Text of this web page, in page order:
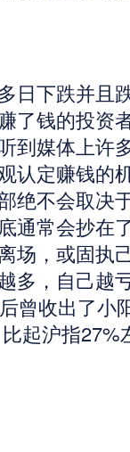
下跌并且
了钱的投资
到媒体上许
认定赚钱的
绝不会取决
通常会抄在
场，或固执
多，自己越
曾收出了小
起沪指27%